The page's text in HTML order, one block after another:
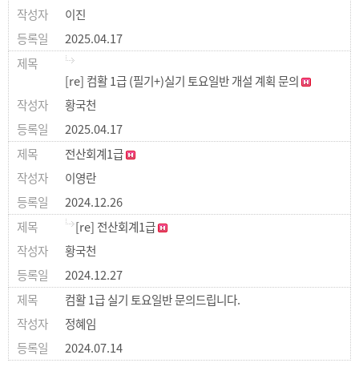
이진
2025.04.17
[re] 컴활 1급 (필기+)실기 토요일반 개설 계획 문의
황국천
2025.04.17
전산회계1급
이영란
2024.12.26
[re] 전산회계1급
황국천
2024.12.27
컴활 1급 실기 토요일반 문의드립니다.
정혜임
2024.07.14